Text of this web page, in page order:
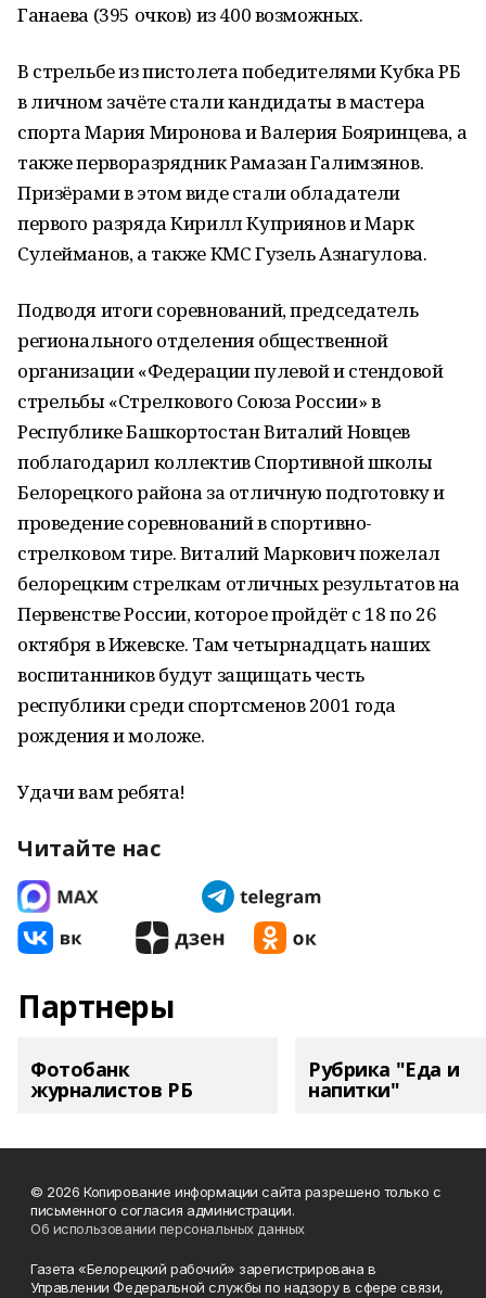
Ганаева (395 очков) из 400 возможных.
В стрельбе из пистолета победителями Кубка РБ
в личном зачёте стали кандидаты в мастера
спорта Мария Миронова и Валерия Бояринцева, а
также перворазрядник Рамазан Галимзянов.
Призёрами в этом виде стали обладатели
первого разряда Кирилл Куприянов и Марк
Сулейманов, а также КМС Гузель Азнагулова.
Подводя итоги соревнований, председатель
регионального отделения общественной
организации «Федерации пулевой и стендовой
стрельбы «Стрелкового Союза России» в
Республике Башкортостан Виталий Новцев
поблагодарил коллектив Спортивной школы
Белорецкого района за отличную подготовку и
проведение соревнований в спортивно-
стрелковом тире. Виталий Маркович пожелал
белорецким стрелкам отличных результатов на
Первенстве России, которое пройдёт с 18 по 26
октября в Ижевске. Там четырнадцать наших
воспитанников будут защищать честь
республики среди спортсменов 2001 года
рождения и моложе.
Удачи вам ребята!
Читайте нас
Партнеры
Фотобанк
журналистов РБ
Рубрика "Еда и
напитки"
© 2026 Копирование информации сайта разрешено только с
письменного согласия администрации.
Об использовании персональных данных
Газета «Белорецкий рабочий» зарегистрирована в
Управлении Федеральной службы по надзору в сфере связи,